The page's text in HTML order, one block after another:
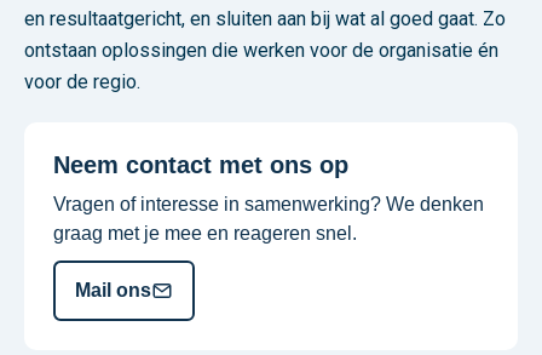
en resultaatgericht, en sluiten aan bij wat al goed gaat. Zo
ontstaan oplossingen die werken voor de organisatie én
voor de regio.
Neem contact met ons op
Vragen of interesse in samenwerking? We denken
graag met je mee en reageren snel.
Mail ons